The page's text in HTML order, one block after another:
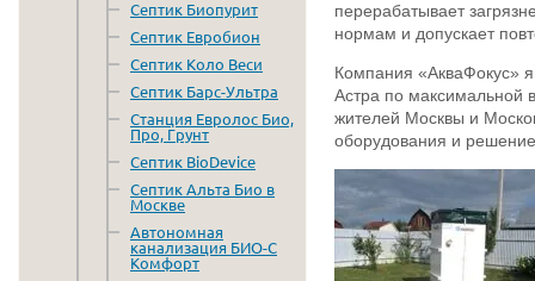
перерабатывает
нормам и допускает
Компания «АкваФокус»
Астра по максимальной
жителей Москвы и
оборудования и
Септик Биопурит
Септик Евробион
Септик Коло Веси
Септик Барс-Ультра
Станция Евролос Био,
Про, Грунт
Септик BioDevice
Септик Альта Био в
Москве
Автономная
канализация БИО-С
Комфорт